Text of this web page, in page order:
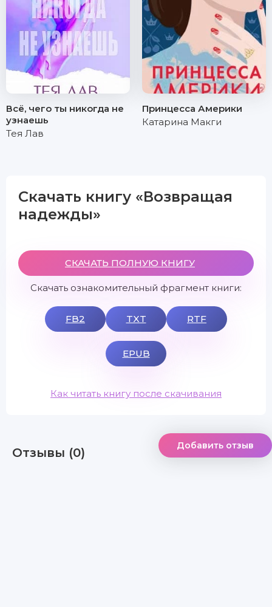
Всё, чего ты никогда не
узнаешь
Тея Лав
Принцесса Америки
Катарина Макги
Скачать книгу «Возвращая
надежды»
СКАЧАТЬ ПОЛНУЮ КНИГУ
Скачать ознакомительный фрагмент книги:
FB2 TXT RTF
EPUB
Как читать книгу после скачивания
Отзывы (0) Добавить отзыв